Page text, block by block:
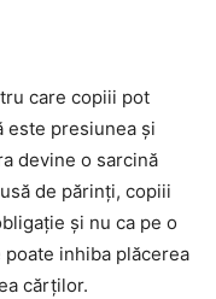
care copiii pot
este presiunea și
devine o sarcină
de părinți, copiii
și nu ca pe o
inhiba plăcerea
cărților.